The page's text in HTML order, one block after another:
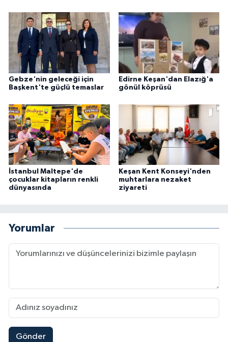
Gebze'nin geleceği için
Başkent'te güçlü temaslar
Edirne Keşan'dan Elazığ'a
gönül köprüsü
İstanbul Maltepe'de
çocuklar kitapların renkli
dünyasında
Keşan Kent Konseyi'nden
muhtarlara nezaket
ziyareti
Yorumlar
Gönder